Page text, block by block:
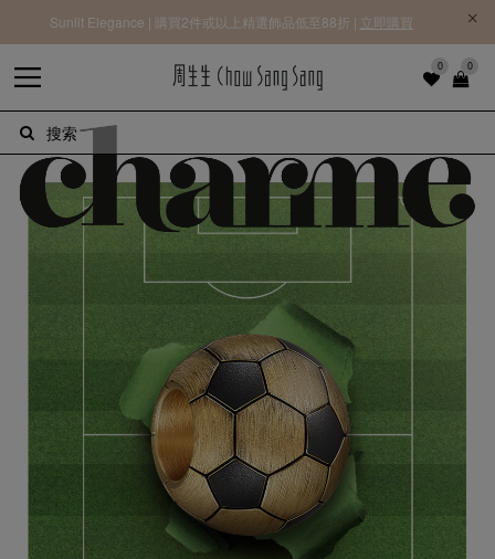
0 0
搜索
Sunlit Elegance | 購買2件或以上精選飾品低至88折 | 立即購買